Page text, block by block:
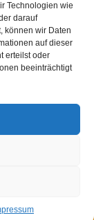
Technologien wie
darauf
können wir Daten
auf dieser
erteilst oder
beeinträchtigt